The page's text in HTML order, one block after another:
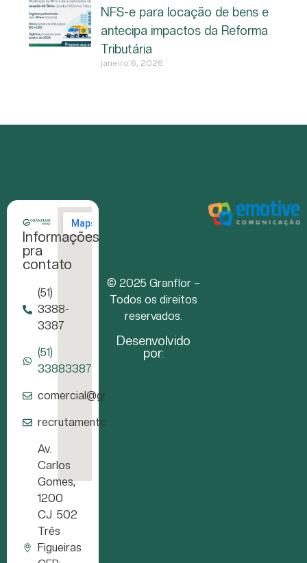
NFS-e para locação de bens e
antecipa impactos da Reforma
Tributária
janeiro 6, 2026
Informações
pra
contato
(51)
3388-
3387
(51)
33883387
comercial@granflor.com.br
recrutamento@granflor.com.br
Av.
Carlos
Gomes,
1200
CJ. 502
Três
Figueiras
© 2025 Granflor –
Todos os direitos
reservados.
Desenvolvido
por: